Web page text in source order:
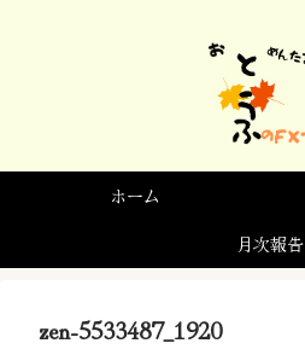
ホーム
月次報告
zen-5533487_1920